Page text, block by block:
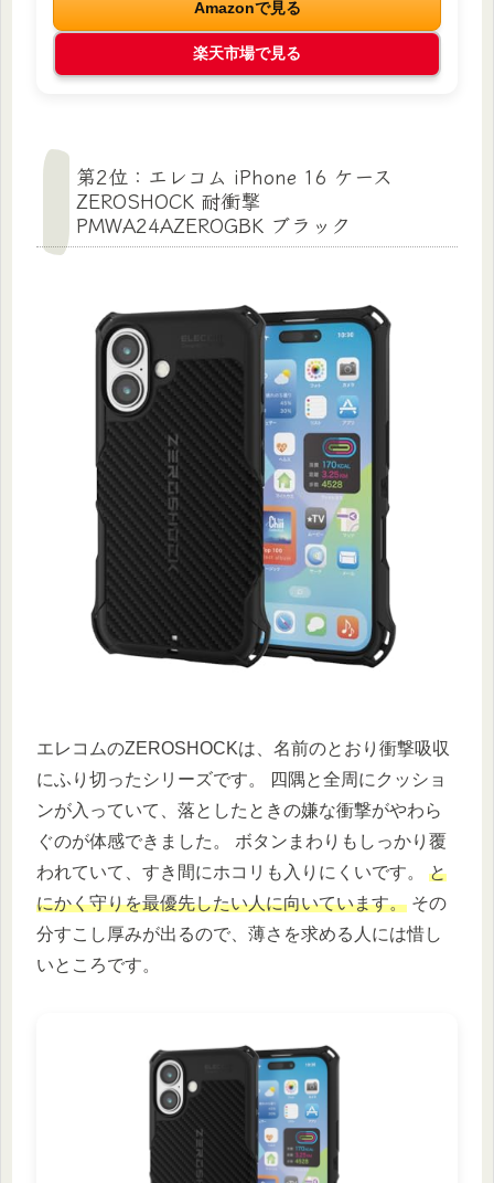
Amazonで見る
楽天市場で見る
第2位：エレコム iPhone 16 ケース
ZEROSHOCK 耐衝撃
PMWA24AZEROGBK ブラック
エレコムのZEROSHOCKは、名前のとおり衝撃吸収
にふり切ったシリーズです。 四隅と全周にクッショ
ンが入っていて、落としたときの嫌な衝撃がやわら
ぐのが体感できました。 ボタンまわりもしっかり覆
われていて、すき間にホコリも入りにくいです。 と
にかく守りを最優先したい人に向いています。 その
分すこし厚みが出るので、薄さを求める人には惜し
いところです。